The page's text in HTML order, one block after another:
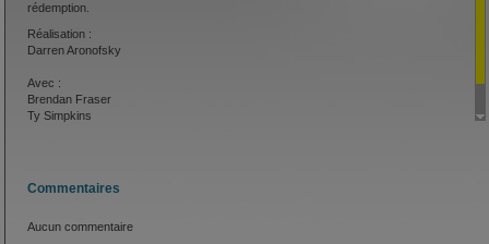
rédemption.
Réalisation :
Darren Aronofsky
Avec :
Brendan Fraser
Ty Simpkins
Commentaires
Aucun commentaire